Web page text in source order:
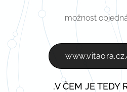
možnost
.V ČEM JE TEDY